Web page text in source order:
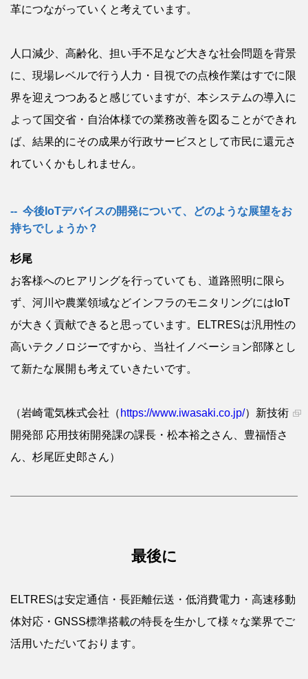
革につながっていくと考えています。
人口減少、高齢化、担い手不足など大きな社会問題を背景
に、現場レベルで行う人力・目視での点検作業はすでに限
界を迎えつつあると感じていますが、本システムの導入に
よって国交省・自治体様での業務改善を図ることができれ
ば、結果的にその成果が行政サービスとして市民に還元さ
れていくかもしれません。
今後IoTデバイスの開発について、どのような展望をお
持ちでしょうか？
杉尾
お客様へのヒアリングを行っていても、道路照明に限ら
ず、河川や農業領域などインフラのモニタリングにはIoT
が大きく貢献できると思っています。ELTRESは汎用性の
高いテクノロジーですから、当社イノベーション部隊とし
て新たな展開も考えていきたいです。
（岩崎電気株式会社（ https://www.iwasaki.co.jp/）新技術
開発部 応用技術開発課の課長・松本裕之さん、豊福悟さ
ん、杉尾匠史郎さん）
最後に
ELTRESは安定通信・長距離伝送・低消費電力・高速移動
体対応・GNSS標準搭載の特長を生かして様々な業界でご
活用いただいております。